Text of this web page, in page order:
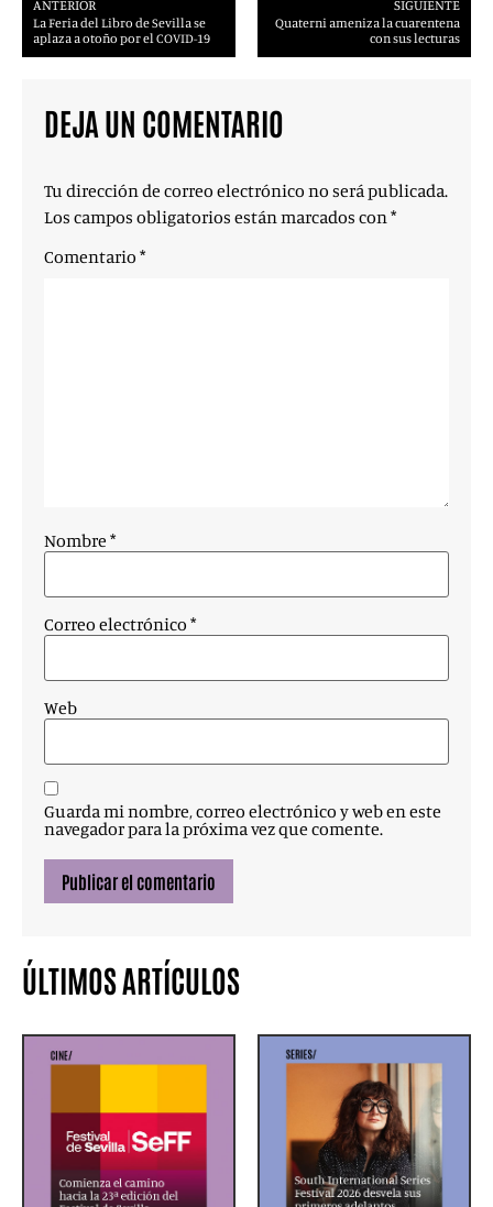
ANTERIOR
La Feria del Libro de Sevilla se
aplaza a otoño por el COVID-19
SIGUIENTE
Quaterni ameniza la cuarentena
con sus lecturas
DEJA UN COMENTARIO
Tu dirección de correo electrónico no será publicada.
Los campos obligatorios están marcados con*
Comentario *
Nombre *
Correo electrónico *
Web
Guarda mi nombre, correo electrónico y web en este
navegador para la próxima vez que comente.
ÚLTIMOS ARTÍCULOS